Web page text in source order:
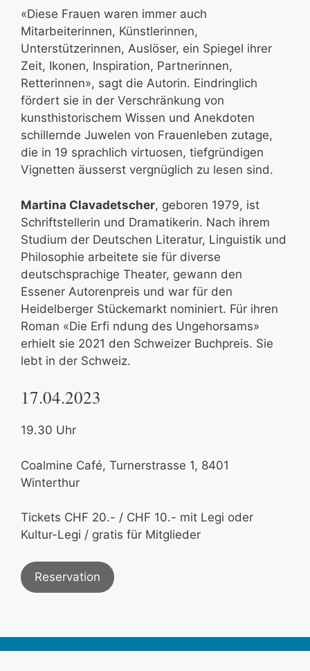
«Diese Frauen waren immer auch
Mitarbeiterinnen, Künstlerinnen,
Unterstützerinnen, Auslöser, ein Spiegel ihrer
Zeit, Ikonen, Inspiration, Partnerinnen,
Retterinnen», sagt die Autorin. Eindringlich
fördert sie in der Verschränkung von
kunsthistorischem Wissen und Anekdoten
schillernde Juwelen von Frauenleben zutage,
die in 19 sprachlich virtuosen, tiefgründigen
Vignetten äusserst vergnüglich zu lesen sind.
Martina Clavadetscher, geboren 1979, ist
Schriftstellerin und Dramatikerin. Nach ihrem
Studium der Deutschen Literatur, Linguistik und
Philosophie arbeitete sie für diverse
deutschsprachige Theater, gewann den
Essener Autorenpreis und war für den
Heidelberger Stückemarkt nominiert. Für ihren
Roman «Die Erfi ndung des Ungehorsams»
erhielt sie 2021 den Schweizer Buchpreis. Sie
lebt in der Schweiz.
17.04.2023
19.30 Uhr
Coalmine Café, Turnerstrasse 1, 8401
Winterthur
Tickets CHF 20.- / CHF 10.- mit Legi oder
Kultur-Legi / gratis für Mitglieder
Reservation